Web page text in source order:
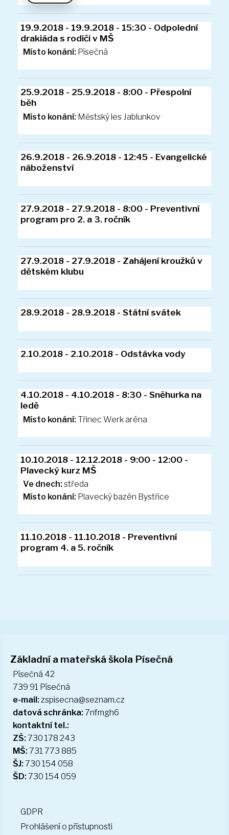
Vize MŠ
Kontakt
Školní jídelna
Dokumenty
Fotogalerie
Svačinky
Polévky
Obědy
Družina
Platba za ŠD
19.9.2018 - 19.9.2018 - 15:30 - Odpolední
drakiáda s rodiči v MŠ
Místo konání: Písečná
25.9.2018 - 25.9.2018 - 8:00 - Přespolní
běh
Místo konání: Městský les Jablunkov
náboženství
27.9.2018 - 27.9.2018 - 8:00 - Preventivní
27.9.2018 - 27.9.2018 - Zahájení kroužků v
dětském klubu
28.9.2018 - 28.9.2018 - Státní svátek
2.10.2018 - 2.10.2018 - Odstávka vody
4.10.2018 - 4.10.2018 - 8:30 - Sněhurka na
Místo konání: Třinec Werk aréna
10.10.2018 - 12.12.2018 - 9:00 - 12:00 -
Ve dnech:středa
Místo konání: Plavecký bazén Bystřice
11.10.2018 - 11.10.2018 - Preventivní
program 4. a 5. ročník
Základní a mateřská škola Písečná
Písečná 42
739 91 Písečná
e-mail: zspisecna@seznam.cz
datová schránka:7nfmgh6
kontaktní tel.:
ZŠ:730 178 243
MŠ:731 773 885
ŠJ:730 154 058
ŠD:730 154 059
GDPR
Prohlášení o přístupnosti